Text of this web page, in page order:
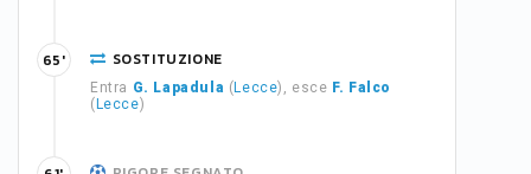
SOSTITUZIONE
Entra G. Lapadula ( Lecce), esce F. Falco
( Lecce)
65'